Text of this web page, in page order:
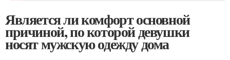
Является ли комфорт основной
причиной, по которой девушки
носят мужскую одежду дома